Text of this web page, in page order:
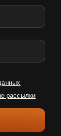
рассылки